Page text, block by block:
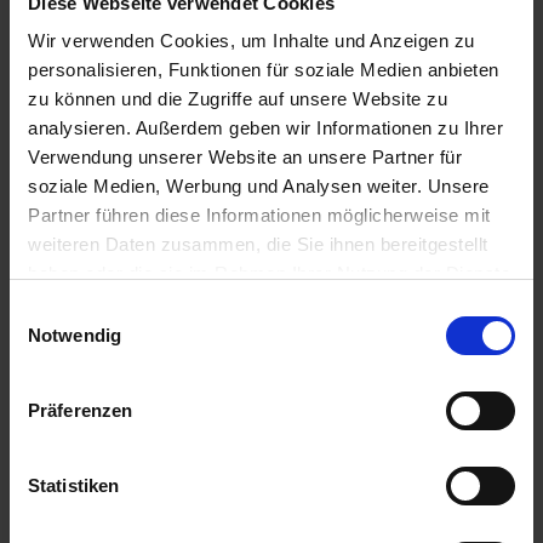
Wir verwenden Cookies, um Inhalte und Anzeigen zu
personalisieren, Funktionen für soziale Medien anbieten
zu können und die Zugriffe auf unsere Website zu
analysieren. Außerdem geben wir Informationen zu Ihrer
Verwendung unserer Website an unsere Partner für
soziale Medien, Werbung und Analysen weiter. Unsere
Partner führen diese Informationen möglicherweise mit
weiteren Daten zusammen, die Sie ihnen bereitgestellt
Notwendig
Präferenzen
Statistiken
9,23 € / St
ZUM PRODUKT
7,68 € / St
ZUM PRODUKT
Anmelden für Ihren persönlichen Preis
10,54 € / St
Verfügbar